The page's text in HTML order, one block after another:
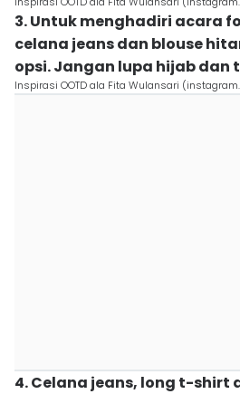
3. Untuk menghadiri acara
celana jeans dan blouse
opsi. Jangan lupa hijab dan
Inspirasi OOTD ala Fita Wulansari
4. Celana jeans, long t-shirt